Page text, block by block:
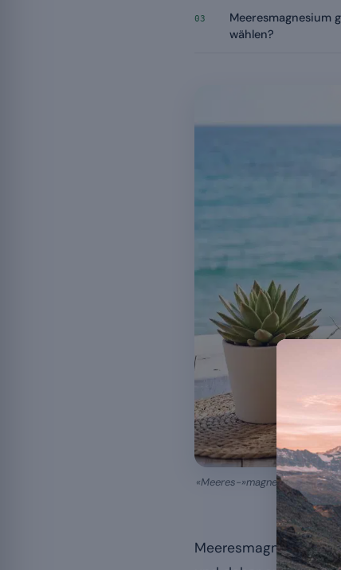
03
Meeresmagnesium
wählen?
«Meeres-»magnesium wird
Meeresmagnesium